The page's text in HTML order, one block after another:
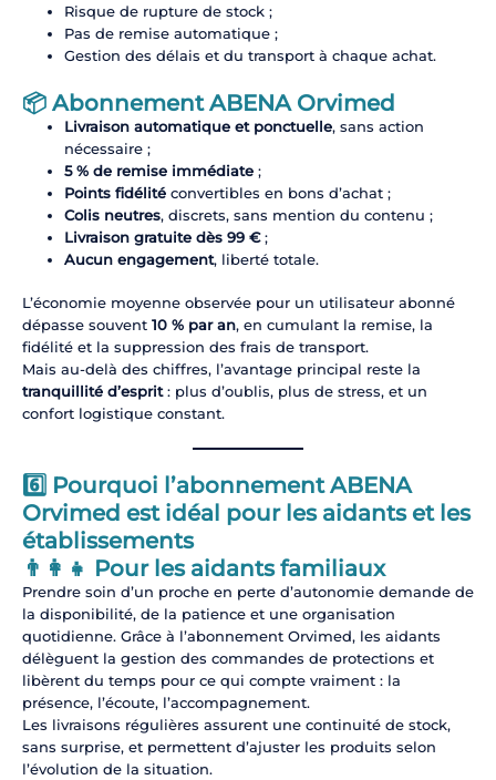
Risque de rupture de stock ;
Pas de remise automatique ;
Gestion des délais et du transport à chaque achat.
📦 Abonnement ABENA Orvimed
Livraison automatique et ponctuelle, sans action
nécessaire ;
5 % de remise immédiate;
Points fidélitéconvertibles en bons d’achat ;
Colis neutres, discrets, sans mention du contenu ;
Livraison gratuite dès 99 €;
Aucun engagement, liberté totale.
L’économie moyenne observée pour un utilisateur abonné
dépasse souvent 10 % par an, en cumulant la remise, la
fidélité et la suppression des frais de transport.
Mais au-delà des chiffres, l’avantage principal reste la
tranquillité d’esprit: plus d’oublis, plus de stress, et un
confort logistique constant.
6️⃣ Pourquoi l’abonnement ABENA
Orvimed est idéal pour les aidants et les
établissements
👨‍👩‍👧 Pour les aidants familiaux
Prendre soin d’un proche en perte d’autonomie demande de
la disponibilité, de la patience et une organisation
quotidienne. Grâce à l’abonnement Orvimed, les aidants
délèguent la gestion des commandes de protections et
libèrent du temps pour ce qui compte vraiment : la
présence, l’écoute, l’accompagnement.
Les livraisons régulières assurent une continuité de stock,
sans surprise, et permettent d’ajuster les produits selon
l’évolution de la situation.